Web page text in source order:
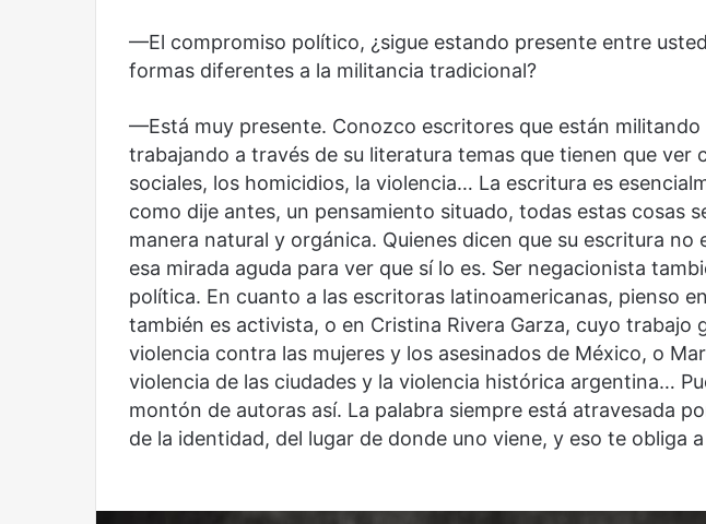
—El compromiso político, ¿sigue estando presente entre
formas diferentes a la militancia tradicional?
—Está muy presente. Conozco escritores que están
trabajando a través de su literatura temas que tienen que ver
sociales, los homicidios, la violencia… La escritura es
como dije antes, un pensamiento situado, todas estas cosas
manera natural y orgánica. Quienes dicen que su escritura no
esa mirada aguda para ver que sí lo es. Ser negacionista
política. En cuanto a las escritoras latinoamericanas, pienso
también es activista, o en Cristina Rivera Garza, cuyo trabajo
violencia contra las mujeres y los asesinados de México, o
violencia de las ciudades y la violencia histórica argentina…
montón de autoras así. La palabra siempre está atravesada
de la identidad, del lugar de donde uno viene, y eso te obliga